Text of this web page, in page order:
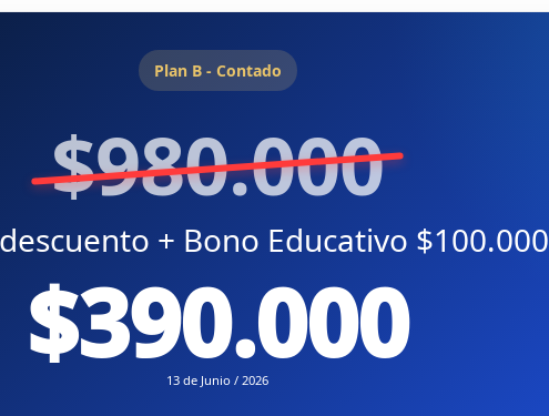
Plan B - Contado
$980.000
+ Bono Educativo $100.000
$390.000
13 de Junio / 2026